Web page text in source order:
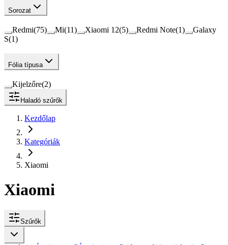
Sorozat
Redmi(75) Mi(11) Xiaomi 12(5) Redmi Note(1)
Galaxy
S(1)
Fólia típusa
Kijelzőre(2)
Haladó szűrők
Kezdőlap
Kategóriák
Xiaomi
Xiaomi
Szűrők